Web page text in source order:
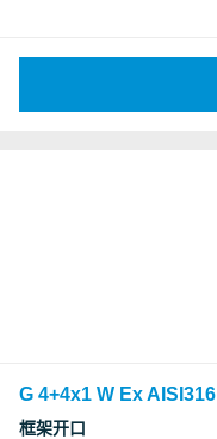
G 4+4x1 W Ex AISI316
框架开口